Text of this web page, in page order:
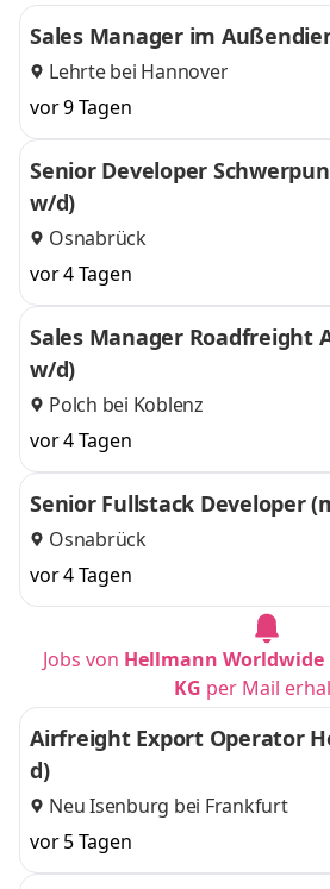
Sales Manager im
Lehrte bei Hannover
vor 9 Tagen
Senior Developer
w/d)
Osnabrück
vor 4 Tagen
Sales Manager Roadfreight
w/d)
Polch bei Koblenz
vor 4 Tagen
Senior Fullstack Developer
Osnabrück
vor 4 Tagen
Jobs von Hellmann Worldwide
KG per Mail
Airfreight Export Operator
d)
Neu Isenburg bei Frankfurt
vor 5 Tagen